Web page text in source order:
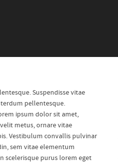
Suspendisse vitae
pellentesque.
ipsum dolor sit amet,
metus, ornare vitae
Vestibulum convallis pulvinar
sem vitae elementum
scelerisque purus lorem eget